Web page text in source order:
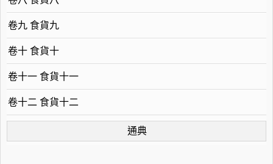
卷九 食貨九
卷十 食貨十
卷十一 食貨十一
卷十二 食貨十二
通典